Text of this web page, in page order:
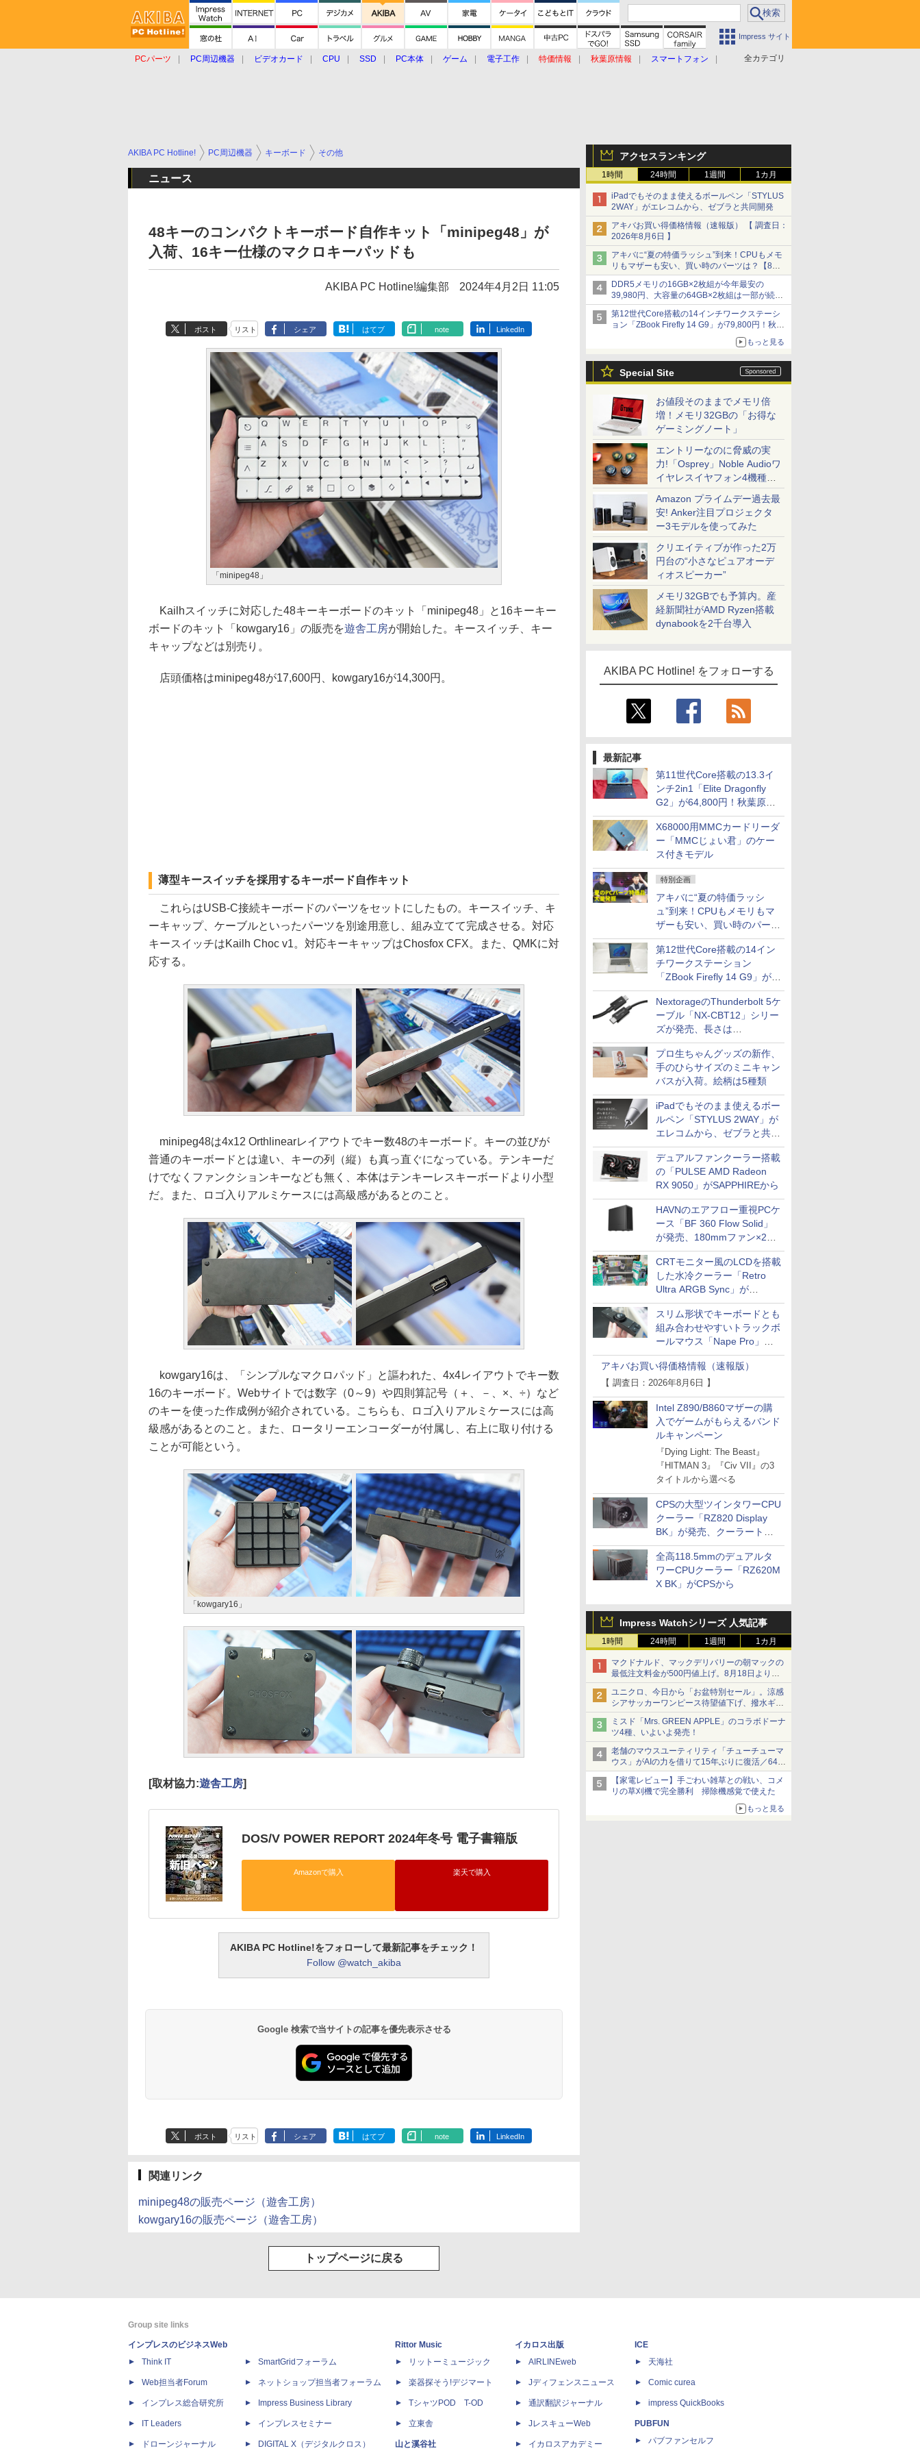
Impress サイト
全カテゴリ
PCパーツ PC周辺機器 ビデオカード CPU SSD PC本体 ゲーム 電子工作 特価情報 秋葉原情報
スマートフォン
アクセスランキング
1時間 24時間 1週間 1カ月
iPadでもそのまま使えるボールペン「STYLUS
2WAY」がエレコムから、ゼブラと共同開発
アキバお買い得価格情報（速報版） 【 調査日：
2026年8月6日 】
アキバに“夏の特価ラッシュ”到来！CPUもメモ
リもマザーも安い、買い時のパーツは？【8月7
日(金)22時配信】
DDR5メモリの16GB×2枚組が今年最安の
39,980円、大容量の64GB×2枚組は一部が続騰
[8月前半のメモリ価格]
第12世代Core搭載の14インチワークステーシ
ョン「ZBook Firefly 14 G9」が79,800円！秋葉
もっと見る
Special Site
お値段そのままでメモリ倍
増！メモリ32GBの「お得な
ゲーミングノート」
エントリーなのに脅威の実
力!「Osprey」Noble Audioワ
イヤレスイヤフォン4機種を
一気に聴く
Amazon プライムデー過去最
安! Anker注目プロジェクタ
ー3モデルを使ってみた
クリエイティブが作った2万
円台の“小さなピュアオーデ
ィオスピーカー”
メモリ32GBでも予算内。産
経新聞社がAMD Ryzen搭載
dynabookを2千台導入
AKIBA PC Hotline! をフォローする
最新記事
第11世代Core搭載の13.3イ
ンチ2in1「Elite Dragonfly
G2」が64,800円！秋葉原で
中古PCセール
X68000用MMCカードリーダ
ー「MMCじょい君」のケー
ス付きモデル
特別企画
アキバに“夏の特価ラッシ
ュ”到来！CPUもメモリもマ
ザーも安い、買い時のパーツ
は？【8月7日(金)22時配信】
第12世代Core搭載の14イン
チワークステーション
「ZBook Firefly 14 G9」が
79,800円！秋葉原で中古PC
セール
NextorageのThunderbolt 5ケ
ーブル「NX-CBT12」シリー
ズが発売、長さは
30cm/50cm/1mの3種類
プロ生ちゃんグッズの新作、
手のひらサイズのミニキャン
バスが入荷。絵柄は5種類
iPadでもそのまま使えるボー
ルペン「STYLUS 2WAY」が
エレコムから、ゼブラと共同
開発
デュアルファンクーラー搭載
の「PULSE AMD Radeon
RX 9050」がSAPPHIREから
HAVNのエアフロー重視PCケ
ース「BF 360 Flow Solid」
が発売、180mmファン×2搭
載
CRTモニター風のLCDを搭載
した水冷クーラー「Retro
Ultra ARGB Sync」が
Thermaltakeから
スリム形状でキーボードとも
組み合わせやすいトラックボ
ールマウス「Nape Pro」が
Keychronから
アキバお買い得価格情報（速報版）
【 調査日：2026年8月6日 】
Intel Z890/B860マザーの購
入でゲームがもらえるバンド
ルキャンペーン
『Dying Light: The Beast』
『HITMAN 3』『Civ VII』の3
タイトルから選べる
CPSの大型ツインタワーCPU
クーラー「RZ820 Display
BK」が発売、クーラートッ
プに5インチ液晶搭載
全高118.5mmのデュアルタ
ワーCPUクーラー「RZ620M
X BK」がCPSから
Impress Watchシリーズ 人気記事
1時間 24時間 1週間 1カ月
マクドナルド、マックデリバリーの朝マックの
最低注文料金が500円値上げ。8月18日より
1,500円から受付
ユニクロ、今日から「お盆特別セール」。涼感
シアサッカーワンピース待望値下げ、撥水ギア
ショーツは1990円に
ミスド「Mrs. GREEN APPLE」のコラボドーナ
ツ4種、いよいよ発売！
老舗のマウスユーティリティ「チューチューマ
ウス」がAIの力を借りて15年ぶりに復活／64bit
化、Windows 10/11、「Chrome」も走り回
る。復活記念で2026年末まで500円
【家電レビュー】手ごわい雑草との戦い、コメ
リの草刈機で完全勝利 掃除機感覚で使えた
もっと見る
AKIBA PC Hotline! PC周辺機器 キーボード その他
ニュース
48キーのコンパクトキーボード自作キット「minipeg48」が
入荷、16キー仕様のマクロキーパッドも
AKIBA PC Hotline!編集部 2024年4月2日 11:05
ポスト リスト シェア はてブ note LinkedIn
「minipeg48」
Kailhスイッチに対応した48キーキーボードのキット「minipeg48」と16キーキー
ボードのキット「kowgary16」の販売を遊舎工房が開始した。キースイッチ、キー
キャップなどは別売り。
店頭価格はminipeg48が17,600円、kowgary16が14,300円。
薄型キースイッチを採用するキーボード自作キット
これらはUSB-C接続キーボードのパーツをセットにしたもの。キースイッチ、キ
ーキャップ、ケーブルといったパーツを別途用意し、組み立てて完成させる。対応
キースイッチはKailh Choc v1。対応キーキャップはChosfox CFX。また、QMKに対
応する。
minipeg48は4x12 Orthlinearレイアウトでキー数48のキーボード。キーの並びが
普通のキーボードとは違い、キーの列（縦）も真っ直ぐになっている。テンキーだ
けでなくファンクションキーなども無く、本体はテンキーレスキーボードより小型
だ。また、ロゴ入りアルミケースには高級感があるとのこと。
kowgary16は、「シンプルなマクロパッド」と謳われた、4x4レイアウトでキー数
16のキーボード。Webサイトでは数字（0～9）や四則算記号（＋、－、×、÷）など
のキーを使った作成例が紹介されている。こちらも、ロゴ入りアルミケースには高
級感があるとのこと。また、ロータリーエンコーダーが付属し、右上に取り付ける
ことが可能という。
「kowgary16」
[取材協力:遊舎工房]
DOS/V POWER REPORT 2024年冬号 電子書籍版
Amazonで購入 楽天で購入
AKIBA PC Hotline!をフォローして最新記事をチェック！
Follow @watch_akiba
Google 検索で当サイトの記事を優先表示させる
ポスト リスト シェア はてブ note LinkedIn
関連リンク
minipeg48の販売ページ（遊舎工房）
kowgary16の販売ページ（遊舎工房）
トップページに戻る
Group site links
インプレスのビジネスWeb
Think IT
Web担当者Forum
インプレス総合研究所
IT Leaders
ドローンジャーナル
SmartGridフォーラム
ネットショップ担当者フォーラム
Impress Business Library
インプレスセミナー
DIGITAL X（デジタルクロス）
Rittor Music
リットーミュージック
楽器探そう!デジマート
TシャツPOD T-OD
立東舎
山と溪谷社
イカロス出版
AIRLINEweb
Jディフェンスニュース
通訳翻訳ジャーナル
JレスキューWeb
イカロスアカデミー
ICE
天海社
Comic curea
impress QuickBooks
PUBFUN
パブファンセルフ